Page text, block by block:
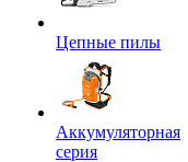
Цепные пилы
Аккумуляторная
серия